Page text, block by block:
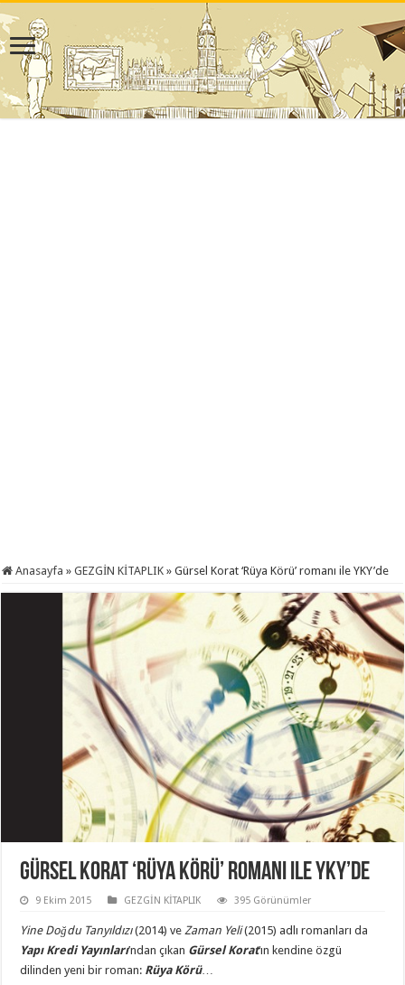
Anasayfa » GEZGİN KİTAPLIK » Gürsel Korat ‘Rüya Körü’ romanı ile YKY’de
Gürsel Korat ‘Rüya Körü’ romanı ile YKY’de
9 Ekim 2015 GEZGİN KİTAPLIK 395 Görünümler
Yine Doğdu Tanyıldızı(2014) ve Zaman Yeli(2015) adlı romanları da
Yapı Kredi Yayınları’ndan çıkan Gürsel Korat‘ın kendine özgü
dilinden yeni bir roman: Rüya Körü…